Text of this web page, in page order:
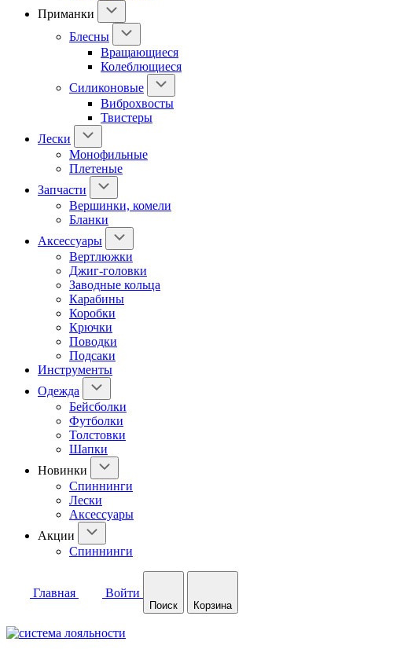
Приманки
Блесны
Вращающиеся
Колеблющиеся
Силиконовые
Виброхвосты
Твистеры
Лески
Монофильные
Плетеные
Запчасти
Вершинки, комели
Бланки
Аксессуары
Вертлюжки
Джиг-головки
Заводные кольца
Карабины
Коробки
Крючки
Поводки
Подсаки
Инструменты
Одежда
Бейсболки
Футболки
Толстовки
Шапки
Новинки
Спиннинги
Лески
Аксессуары
Акции
Спиннинги
Главная Войти
Поиск Корзина